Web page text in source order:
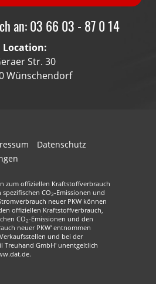
an: 03 66 03 - 87 0 14
Location:
Str. 30
Wünschendorf
Datenschutz
zum offiziellen Kraftstoffverbrauch
CO2-Emissionen und
neuer PKW können
offiziellen Kraftstoffverbrauch,
CO2-Emissionen und den
neuer PKW' entnommen
und bei der
Treuhand GmbH' unentgeltlich